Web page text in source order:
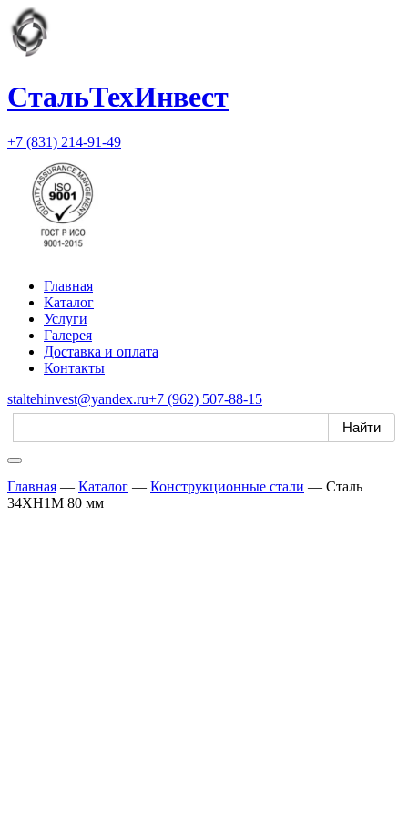
СтальТехИнвест
+7 (831) 214-91-49
Главная
Каталог
Услуги
Галерея
Доставка и оплата
Контакты
staltehinvest@yandex.ru+7 (962) 507-88-15
Главная — Каталог — Конструкционные стали — Сталь
34ХН1М 80 мм